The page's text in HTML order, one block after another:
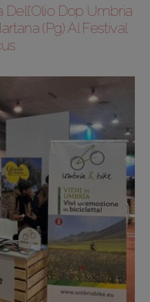
Dell’Olio Dop Umbria
(Pg) Al Festival